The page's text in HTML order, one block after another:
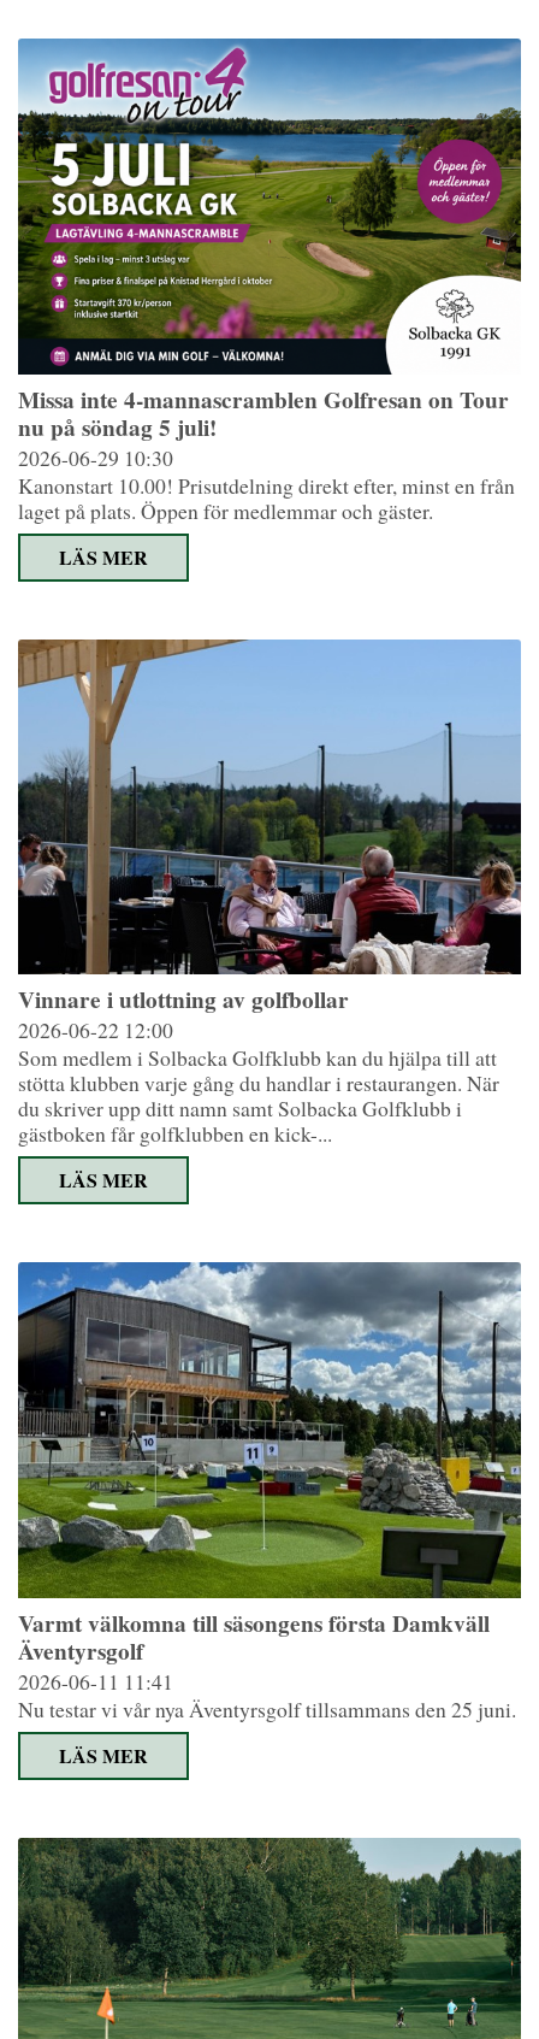
Missa inte 4-mannascramblen Golfresan on Tour
nu på söndag 5 juli!
2026-06-29 10:30
Kanonstart 10.00! Prisutdelning direkt efter, minst en från
laget på plats. Öppen för medlemmar och gäster.
LÄS MER
Vinnare i utlottning av golfbollar
2026-06-22 12:00
Som medlem i Solbacka Golfklubb kan du hjälpa till att
stötta klubben varje gång du handlar i restaurangen. När
du skriver upp ditt namn samt Solbacka Golfklubb i
gästboken får golfklubben en kick-...
LÄS MER
Varmt välkomna till säsongens första Damkväll
Äventyrsgolf
2026-06-11 11:41
Nu testar vi vår nya Äventyrsgolf tillsammans den 25 juni.
LÄS MER